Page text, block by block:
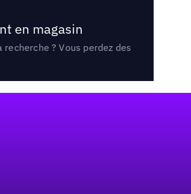
en magasin
? Vous perdez des